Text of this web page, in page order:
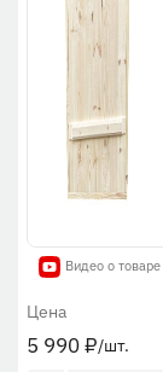
Видео о товаре
Цена
5 990₽/шт.